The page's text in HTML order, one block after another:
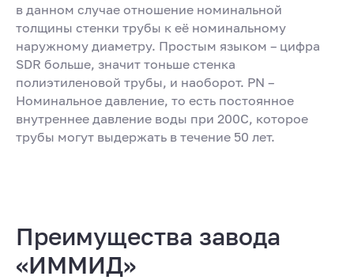
в данном случае отношение номинальной
толщины стенки трубы к её номинальному
наружному диаметру. Простым языком – цифра
SDR больше, значит тоньше стенка
полиэтиленовой трубы, и наоборот. PN –
Номинальное давление, то есть постоянное
внутреннее давление воды при 200С, которое
трубы могут выдержать в течение 50 лет.
Преимущества завода
«ИММИД»